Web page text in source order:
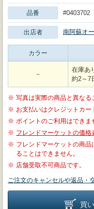
品番 #0403702
出店者 南阿蘇オ
カラー
－
在庫あ
約2～7
※ 写真は実際の商品と異なる
※ お支払いはクレジットカー
※ ポイントのご利用はできま
※ フレンドマーケットの価格
※ フレンドマーケットの商
ることはできません。
※ 店舗受取不可商品です。
ご注文のキャンセルや返品・
買